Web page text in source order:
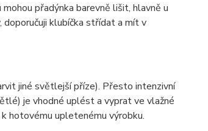
přadýnka barevně lišit, hlavně u
doporučuji klubíčka střídat a mít v
jiné světlejší příze). Přesto intenzivní
je vhodné uplést a vyprat ve vlažné
hotovému upletenému výrobku.